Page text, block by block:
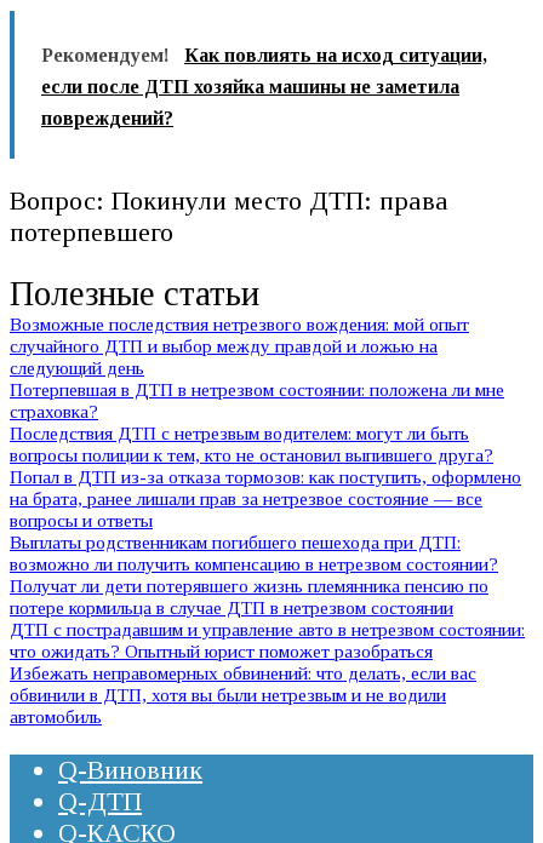
Рекомендуем!
Как повлиять на исход ситуации,
если после ДТП хозяйка машины не заметила
повреждений?
Вопрос: Покинули место ДТП: права
потерпевшего
Полезные статьи
Возможные последствия нетрезвого вождения: мой опыт
случайного ДТП и выбор между правдой и ложью на
следующий день
Потерпевшая в ДТП в нетрезвом состоянии: положена ли мне
страховка?
Последствия ДТП с нетрезвым водителем: могут ли быть
вопросы полиции к тем, кто не остановил выпившего друга?
Попал в ДТП из-за отказа тормозов: как поступить, оформлено
на брата, ранее лишали прав за нетрезвое состояние — все
вопросы и ответы
Выплаты родственникам погибшего пешехода при ДТП:
возможно ли получить компенсацию в нетрезвом состоянии?
Получат ли дети потерявшего жизнь племянника пенсию по
потере кормильца в случае ДТП в нетрезвом состоянии
ДТП с пострадавшим и управление авто в нетрезвом состоянии:
что ожидать? Опытный юрист поможет разобраться
Избежать неправомерных обвинений: что делать, если вас
обвинили в ДТП, хотя вы были нетрезвым и не водили
автомобиль
Q-Виновник
Q-ДТП
Q-КАСКО